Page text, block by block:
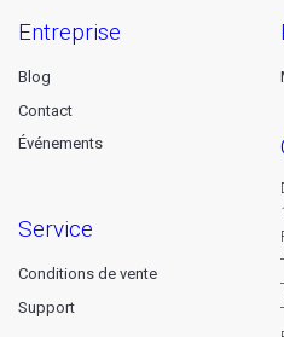
entreprise
Blog
Contact
Événements
service
Conditions de vente
Support